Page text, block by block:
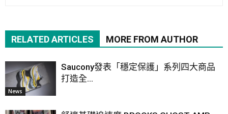
RELATED ARTICLES MORE FROM AUTHOR
News
Saucony發表「穩定保護」系列四大商品
打造全...